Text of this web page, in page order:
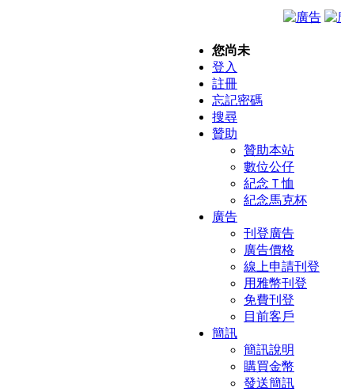
您尚未
登入
註冊
忘記密碼
搜尋
贊助
贊助本站
數位公仔
紀念Ｔ恤
紀念馬克杯
廣告
刊登廣告
廣告價格
線上申請刊登
用雅幣刊登
免費刊登
目前客戶
簡訊
簡訊說明
購買金幣
發送簡訊